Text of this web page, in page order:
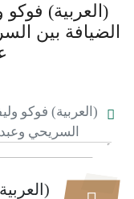
(العربية)
الضيافة بين
(العربية) فوكو
السريحي